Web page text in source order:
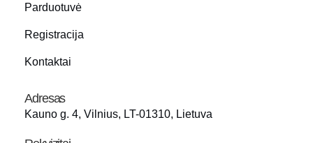
Parduotuvė
Registracija
Kontaktai
Adresas
Kauno g. 4, Vilnius, LT-01310, Lietuva